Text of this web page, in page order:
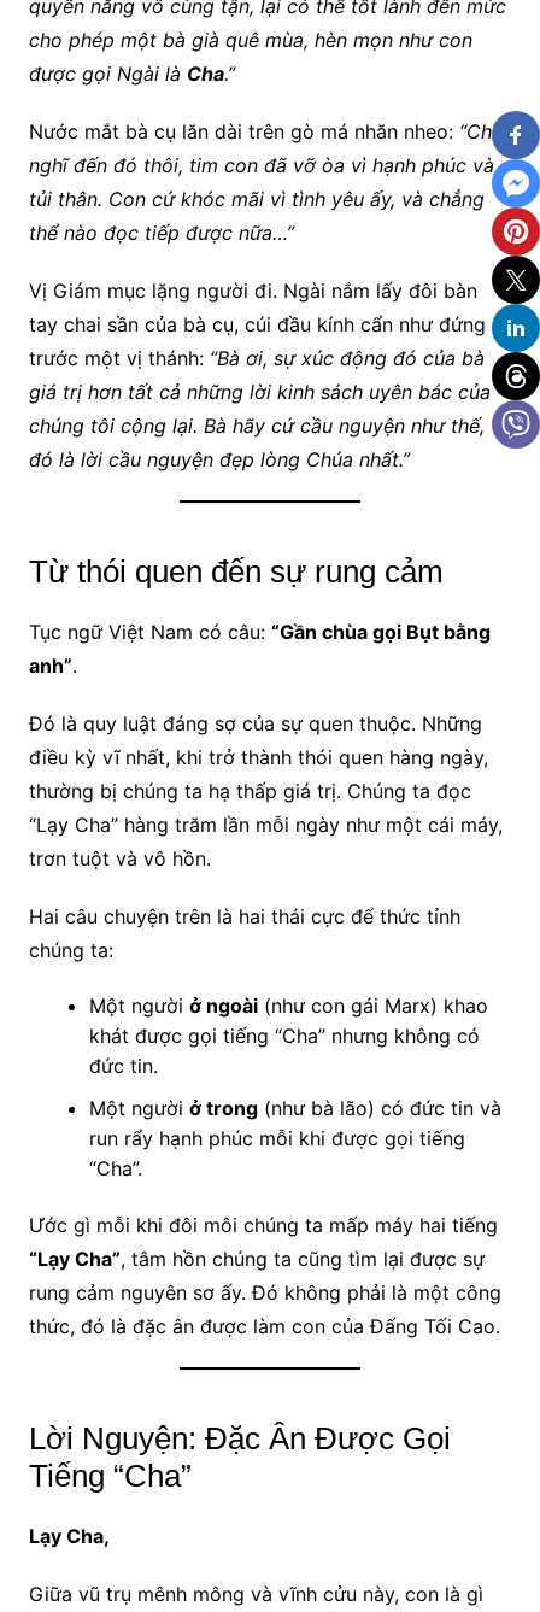
quyền năng vô cùng tận, lại có thể tốt lành đến mức
cho phép một bà già quê mùa, hèn mọn như con
được gọi Ngài là Cha.”
Nước mắt bà cụ lăn dài trên gò má nhăn nheo: “Chỉ
nghĩ đến đó thôi, tim con đã vỡ òa vì hạnh phúc và
tủi thân. Con cứ khóc mãi vì tình yêu ấy, và chẳng
thể nào đọc tiếp được nữa…”
Vị Giám mục lặng người đi. Ngài nắm lấy đôi bàn
tay chai sần của bà cụ, cúi đầu kính cẩn như đứng
trước một vị thánh: “Bà ơi, sự xúc động đó của bà
giá trị hơn tất cả những lời kinh sách uyên bác của
chúng tôi cộng lại. Bà hãy cứ cầu nguyện như thế, vì
đó là lời cầu nguyện đẹp lòng Chúa nhất.”
Từ thói quen đến sự rung cảm
Tục ngữ Việt Nam có câu: “Gần chùa gọi Bụt bằng
anh”.
Đó là quy luật đáng sợ của sự quen thuộc. Những
điều kỳ vĩ nhất, khi trở thành thói quen hàng ngày,
thường bị chúng ta hạ thấp giá trị. Chúng ta đọc
“Lạy Cha” hàng trăm lần mỗi ngày như một cái máy,
trơn tuột và vô hồn.
Hai câu chuyện trên là hai thái cực để thức tỉnh
chúng ta:
Một người ở ngoài(như con gái Marx) khao
khát được gọi tiếng “Cha” nhưng không có
đức tin.
Một người ở trong(như bà lão) có đức tin và
run rẩy hạnh phúc mỗi khi được gọi tiếng
“Cha”.
Ước gì mỗi khi đôi môi chúng ta mấp máy hai tiếng
“Lạy Cha”, tâm hồn chúng ta cũng tìm lại được sự
rung cảm nguyên sơ ấy. Đó không phải là một công
thức, đó là đặc ân được làm con của Đấng Tối Cao.
Lời Nguyện: Đặc Ân Được Gọi
Tiếng “Cha”
Lạy Cha,
Giữa vũ trụ mênh mông và vĩnh cửu này, con là gì